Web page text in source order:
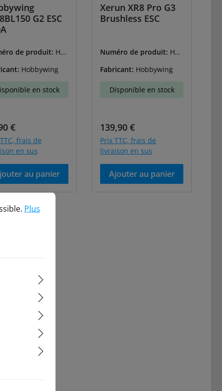
G2 ESC
de produit: HW
Hobbywing
en stock
régulier :
€
frais de
en sus
au panier
Xerun XR8 Pro G3
Brushless ESC
Numéro de produit: HW
Fabricant: Hobbywing
Disponible en stock
Prix régulier :
139,90 €
Prix TTC, frais de
livraison en sus
Ajouter au panier
Plus d'informations...
Plus